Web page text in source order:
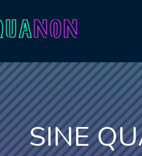
SINE